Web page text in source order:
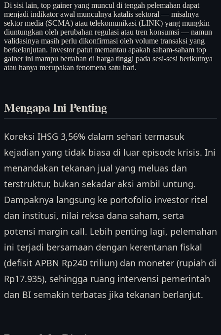
Di sisi lain, top gainer yang muncul di tengah pelemahan dapat
menjadi indikator awal munculnya katalis sektoral — misalnya
sektor media (SCMA) atau telekomunikasi (LINK) yang mungkin
diuntungkan oleh perubahan regulasi atau tren konsumsi — namun
validasinya masih perlu dikonfirmasi oleh volume transaksi yang
berkelanjutan. Investor patut memantau apakah saham-saham top
gainer ini mampu bertahan di harga tinggi pada sesi-sesi berikutnya
atau hanya merupakan fenomena satu hari.
Mengapa Ini Penting
Koreksi IHSG 3,56% dalam sehari termasuk
kejadian yang tidak biasa di luar episode krisis. Ini
menandakan tekanan jual yang meluas dan
terstruktur, bukan sekadar aksi ambil untung.
Dampaknya langsung ke portofolio investor ritel
dan institusi, nilai reksa dana saham, serta
potensi margin call. Lebih penting lagi, pelemahan
ini terjadi bersamaan dengan kerentanan fiskal
(defisit APBN Rp240 triliun) dan moneter (rupiah di
Rp17.935), sehingga ruang intervensi pemerintah
dan BI semakin terbatas jika tekanan berlanjut.